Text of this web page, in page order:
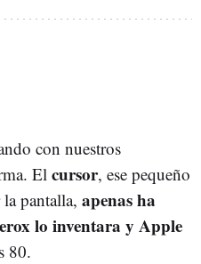
con nuestros
El cursor, ese pequeño
pantalla, apenas ha
lo inventara y Apple
80.